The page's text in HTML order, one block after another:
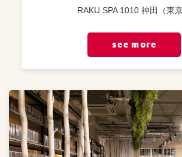
RAKU SPA 1010 神田（東京
see more